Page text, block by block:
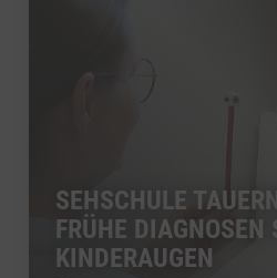
SEHSCHULE
FRÜHE DIAGNOSEN
KINDERAUGEN